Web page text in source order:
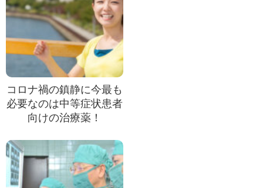
コロナ禍の鎮静に今最も
必要なのは中等症状患者
向けの治療薬！